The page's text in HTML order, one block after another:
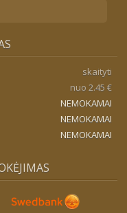
skaityti
nuo 2.45 €
NEMOKAMAI
NEMOKAMAI
NEMOKAMAI